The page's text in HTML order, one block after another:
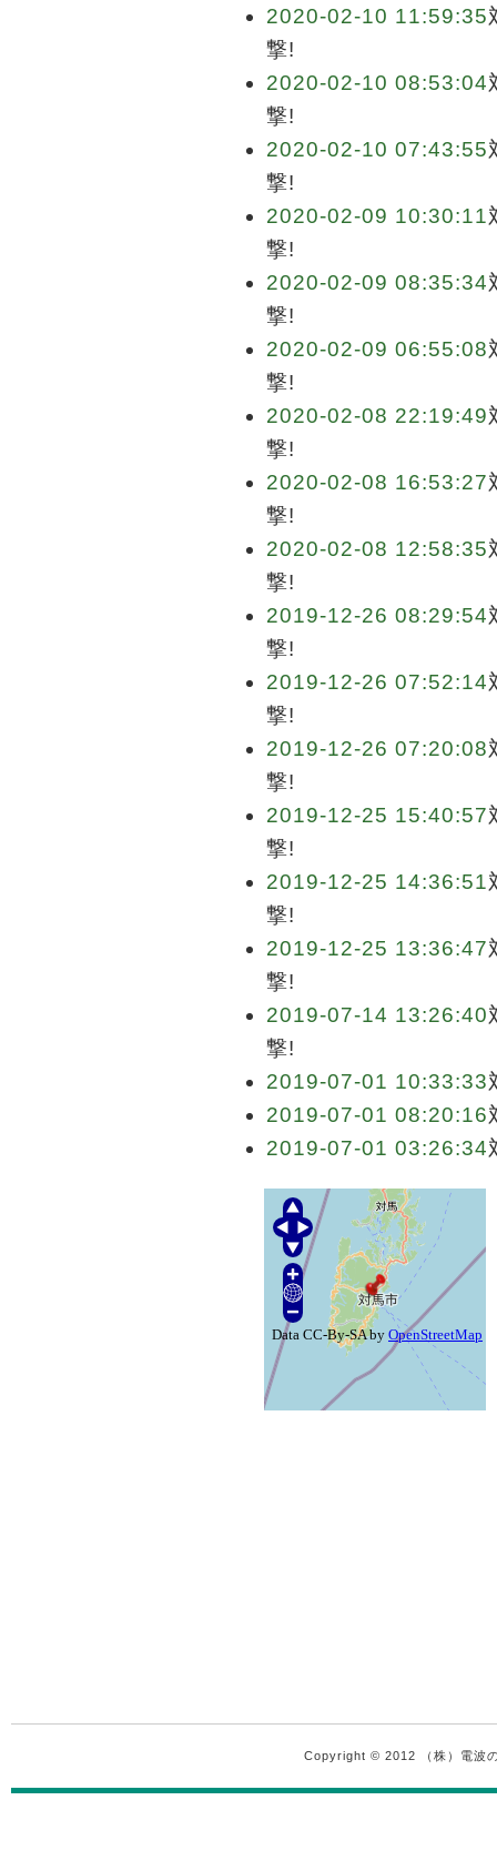
2020-02-10 11:59:35
撃!
2020-02-10 08:53:04
撃!
2020-02-10 07:43:55
撃!
2020-02-09 10:30:11
撃!
2020-02-09 08:35:34
撃!
2020-02-09 06:55:08
撃!
2020-02-08 22:19:49
撃!
2020-02-08 16:53:27
撃!
2020-02-08 12:58:35
撃!
2019-12-26 08:29:54
撃!
2019-12-26 07:52:14
撃!
2019-12-26 07:20:08
撃!
2019-12-25 15:40:57
撃!
2019-12-25 14:36:51
撃!
2019-12-25 13:36:47
撃!
2019-07-14 13:26:40
撃!
2019-07-01 10:33:33
2019-07-01 08:20:16
2019-07-01 03:26:34
Copyright © 2012 （株）電波